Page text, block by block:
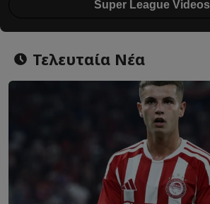
Super League Videos
Τελευταία Νέα